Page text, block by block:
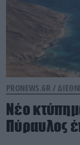
PRONEWS.GR /
Νέο
Πύραυλος